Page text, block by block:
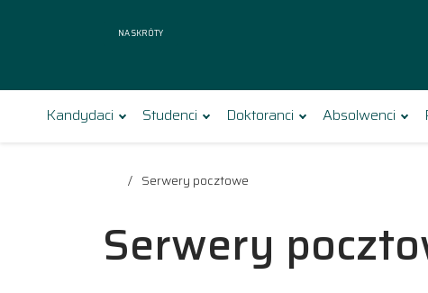
Na skróty
Kandydaci Studenci Doktoranci Absolwenci
Serwery pocztowe
Serwery